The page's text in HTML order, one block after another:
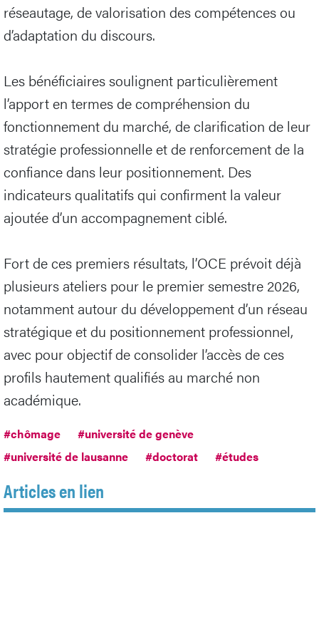
réseautage, de valorisation des compétences ou
d’adaptation du discours.
Les bénéficiaires soulignent particulièrement
l’apport en termes de compréhension du
fonctionnement du marché, de clarification de leur
stratégie professionnelle et de renforcement de la
confiance dans leur positionnement. Des
indicateurs qualitatifs qui confirment la valeur
ajoutée d’un accompagnement ciblé.
Fort de ces premiers résultats, l’OCE prévoit déjà
plusieurs ateliers pour le premier semestre 2026,
notamment autour du développement d’un réseau
stratégique et du positionnement professionnel,
avec pour objectif de consolider l’accès de ces
profils hautement qualifiés au marché non
académique.
#chômage
#université de genève
#université de lausanne
#doctorat #études
Articles en lien